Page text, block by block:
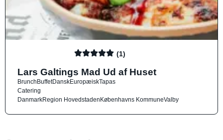
(1)
Lars Galtings Mad Ud af Huset
BrunchBuffetDanskEuropæiskTapas
Catering
DanmarkRegion HovedstadenKøbenhavns KommuneValby